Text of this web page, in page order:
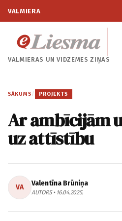
VALMIERA
VALMIERAS UNVIDZEMES ZIŅAS
SĀKUMS / PROJEKTS
Ar ambīcijām
uz attīstību
VA Valentīna Brūniņa
AUTORS • 16.04.2025.